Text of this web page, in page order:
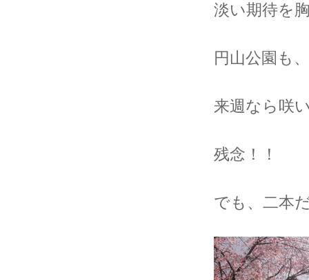
淡い期待を
円山公園も
来週なら咲
残念！！
でも、二本